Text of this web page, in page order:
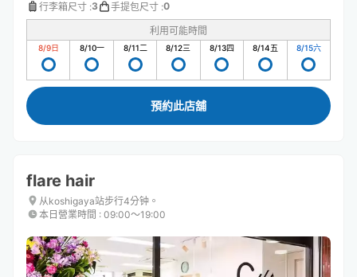
行李箱尺寸 :3 手提包尺寸 :0
利用可能時間
8/9日 8/10一 8/11二 8/12三 8/13四 8/14五 8/15六
預約此店舖
flare hair
从koshigaya站步行4分钟。
本日營業時間 : 09:00〜19:00